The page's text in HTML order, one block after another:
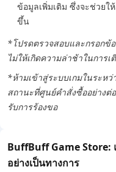
ข้อมูลเพิ่มเติม ซึ่งจะช่วยใ
ขึ้น
*โปรดตรวจสอบและกรอกข้
ไม่ให้เกิดความล่าช้าในการ
*ห้ามเข้าสู่ระบบเกมในระห
สถานะที่ศูนย์คำสั่งซื้ออย่างต่
รับการร้องขอ
BuffBuff Game Store:
อย่างเป็นทางการ